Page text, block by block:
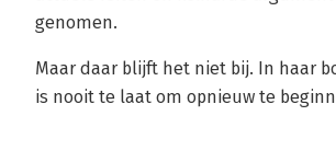
genomen.
Maar daar blijft het niet bij. In haar
is nooit te laat om opnieuw te